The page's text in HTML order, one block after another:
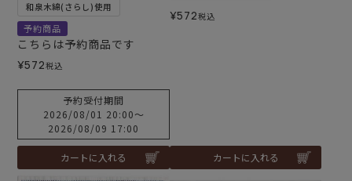
和泉木綿(さらし)使用
予約商品
こちらは予約商品です
¥572税込
予約受付期間
2026/08/01 20:00〜
2026/08/09 17:00
カートに入れる
¥572税込
カートに入れる